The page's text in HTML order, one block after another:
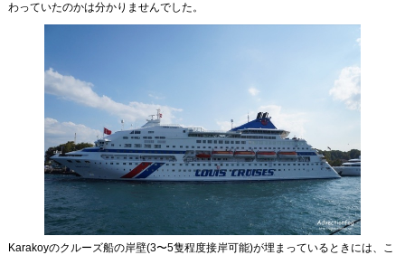
わっていたのかは分かりませんでした。
Karakoyのクルーズ船の岸壁(3〜5隻程度接岸可能)が埋まっているときには、こ